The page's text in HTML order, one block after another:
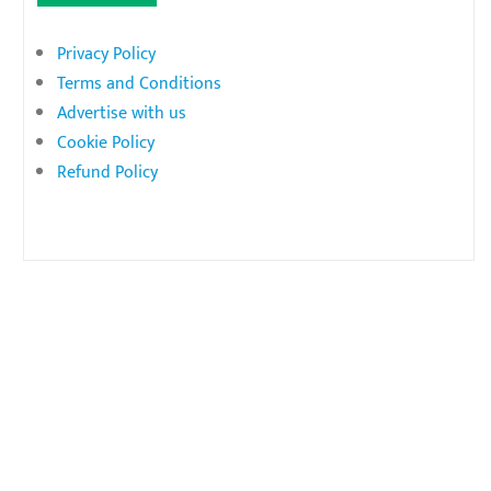
Privacy Policy
Terms and Conditions
Advertise with us
Cookie Policy
Refund Policy